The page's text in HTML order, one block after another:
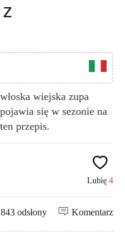
wiejska zupa
się w sezonie na
przepis.
Lubię 4
Komentarz
843 odsłony